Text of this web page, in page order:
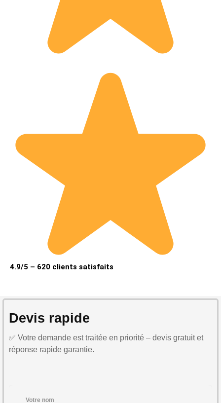
4.9/5 – 620 clients satisfaits
Devis rapide
✅ Votre demande est traitée en priorité – devis gratuit et
réponse rapide garantie.
Votre nom